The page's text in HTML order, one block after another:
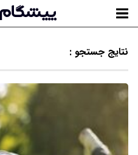
نتایج جستجو :